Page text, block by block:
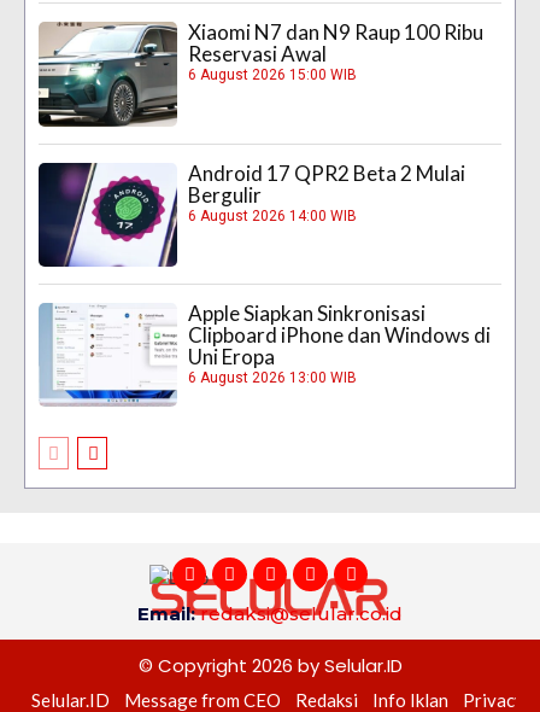
Xiaomi N7 dan N9 Raup 100 Ribu
Reservasi Awal
6 August 2026 15:00 WIB
Android 17 QPR2 Beta 2 Mulai
Bergulir
6 August 2026 14:00 WIB
Apple Siapkan Sinkronisasi
Clipboard iPhone dan Windows di
Uni Eropa
6 August 2026 13:00 WIB
Email:redaksi@selular.co.id
© Copyright 2026 by Selular.ID
Selular.ID Message from CEO Redaksi Info Iklan Privacy